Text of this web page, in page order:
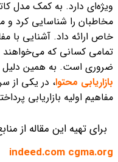
ویژه‌ای دارد. به کمک مدل
مخاطبان را شناسایی کرد
خاص ارائه داد. آشنایی با
تمامی کسانی که می‌خواهند
ضروری است. به همین دلیل
بازاریابی محتوا، در یکی از
مفاهیم اولیه بازاریابی
برای تهیه این مقاله از
indeed.com cgma.org